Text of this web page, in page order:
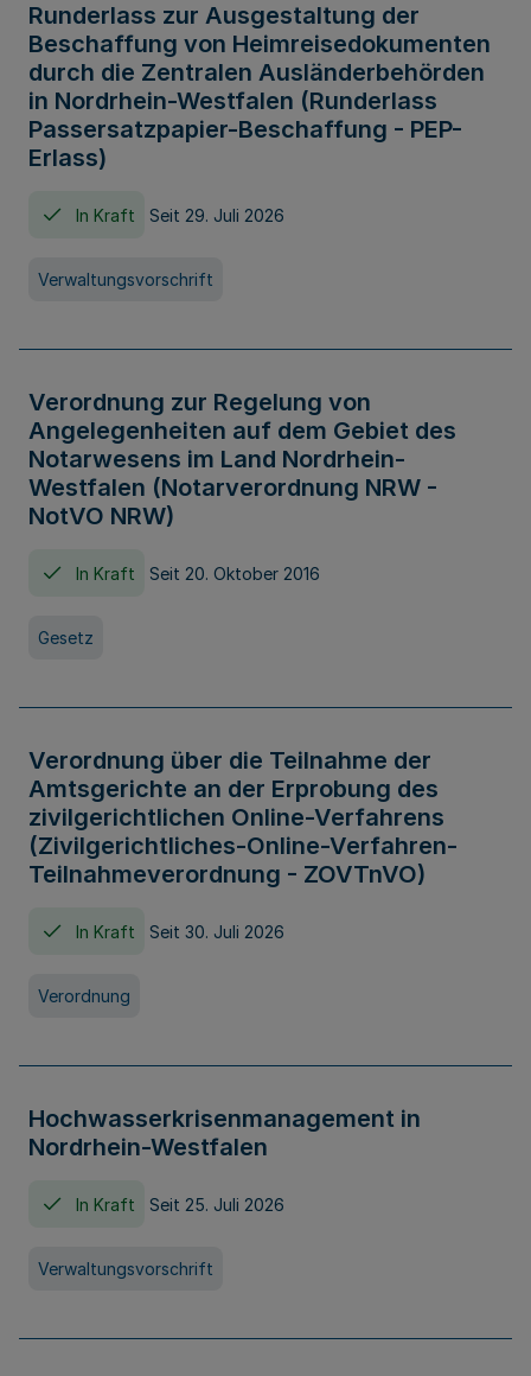
Runderlass zur Ausgestaltung der
Beschaffung von Heimreisedokumenten
durch die Zentralen Ausländerbehörden
in Nordrhein-Westfalen (Runderlass
Passersatzpapier-Beschaffung - PEP-
Erlass)
In Kraft Seit 29. Juli 2026
Verwaltungsvorschrift
Verordnung zur Regelung von
Angelegenheiten auf dem Gebiet des
Notarwesens im Land Nordrhein-
Westfalen (Notarverordnung NRW -
NotVO NRW)
In Kraft Seit 20. Oktober 2016
Gesetz
Verordnung über die Teilnahme der
Amtsgerichte an der Erprobung des
zivilgerichtlichen Online-Verfahrens
(Zivilgerichtliches-Online-Verfahren-
Teilnahmeverordnung - ZOVTnVO)
In Kraft Seit 30. Juli 2026
Verordnung
Hochwasserkrisenmanagement in
Nordrhein-Westfalen
In Kraft Seit 25. Juli 2026
Verwaltungsvorschrift